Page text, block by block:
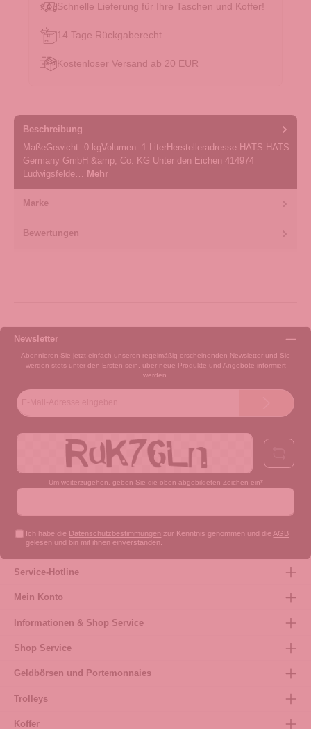
Schnelle Lieferung für Ihre Taschen und Koffer!
14 Tage Rückgaberecht
Kostenloser Versand ab 20 EUR
Beschreibung
MaßeGewicht: 0 kgVolumen: 1 LiterHerstelleradresse:HATS-HATS
Germany GmbH &amp; Co. KG Unter den Eichen 414974
Ludwigsfelde… Mehr
Marke
Bewertungen
Newsletter
Abonnieren Sie jetzt einfach unseren regelmäßig erscheinenden Newsletter und Sie
werden stets unter den Ersten sein, über neue Produkte und Angebote informiert
werden.
Um weiterzugehen, geben Sie die oben abgebildeten Zeichen ein*
Ich habe die Datenschutzbestimmungen zur Kenntnis genommen und die AGB
gelesen und bin mit ihnen einverstanden.
Service-Hotline
Mein Konto
Informationen & Shop Service
Shop Service
Geldbörsen und Portemonnaies
Trolleys
Koffer